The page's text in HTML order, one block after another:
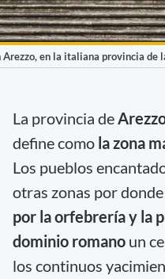
Arezzo, en la italiana provincia de
La provincia de
define comola zona
Los pueblos
otras zonas por
por la orfebrería y la
dominio romanoun
los continuos